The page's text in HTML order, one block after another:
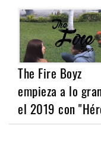
The Fire Boyz
empieza a lo
el 2019 con